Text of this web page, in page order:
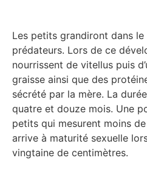
Les petits grandiront dans le
prédateurs. Lors de ce
nourrissent de vitellus puis
graisse ainsi que des
sécrété par la mère. La
quatre et douze mois. Une
petits qui mesurent moins
arrive à maturité sexuelle
vingtaine de centimètres.